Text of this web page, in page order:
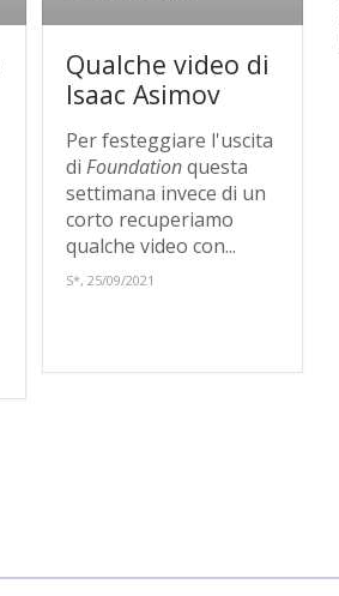
Qualche video di
Isaac Asimov
Per festeggiare l'uscita
diFoundationquesta
settimana invece di un
corto recuperiamo
qualche video con...
S*, 25/09/2021